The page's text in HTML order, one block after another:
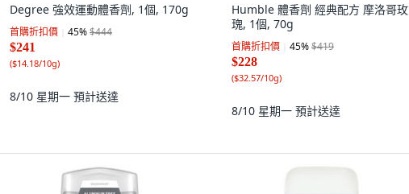
Degree 強效運動體香劑, 1個, 170g
首購折扣價 45%$444
$241
($14.18/10g)
8/10 星期一 預計送達
Humble 體香劑 經典配方 摩洛哥玫
瑰, 1個, 70g
首購折扣價 45%$419
$228
($32.57/10g)
8/10 星期一 預計送達